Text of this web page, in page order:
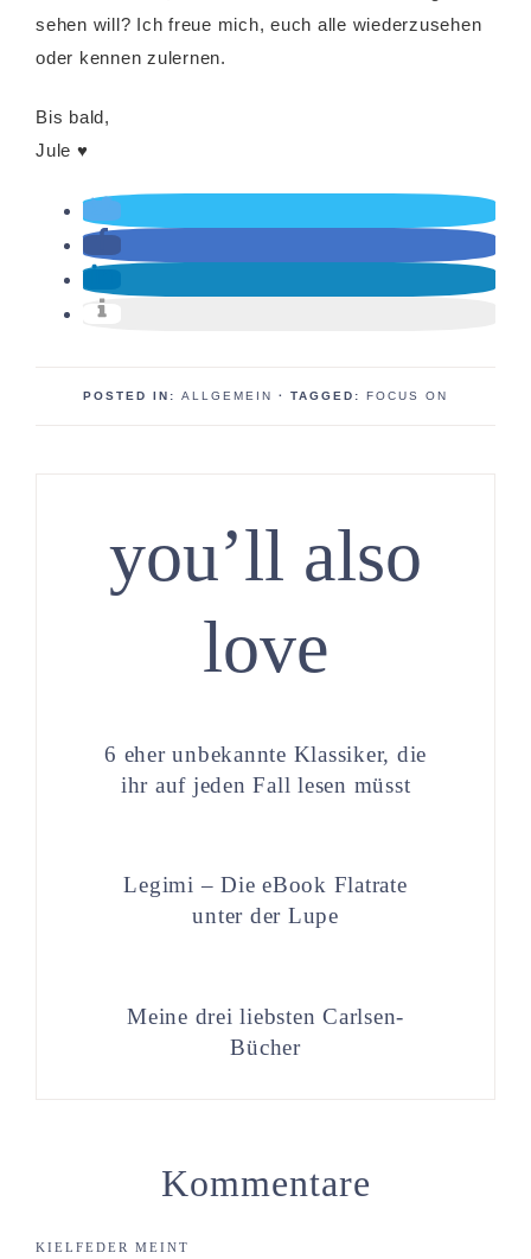
sehen will? Ich freue mich, euch alle wiederzusehen
oder kennen zulernen.
Bis bald,
Jule ♥
POSTED IN: ALLGEMEIN · TAGGED: FOCUS ON
you’ll also
love
6 eher unbekannte Klassiker, die
ihr auf jeden Fall lesen müsst
Legimi – Die eBook Flatrate
unter der Lupe
Meine drei liebsten Carlsen-
Bücher
Kommentare
KIELFEDER MEINT